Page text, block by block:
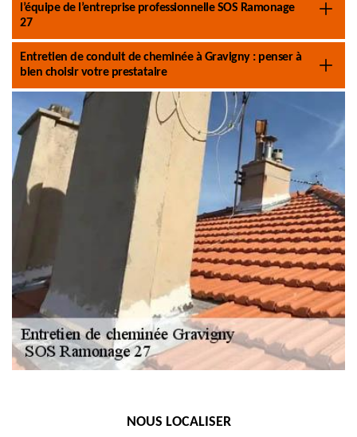
l’équipe de l’entreprise professionnelle SOS Ramonage
27
Entretien de conduit de cheminée à Gravigny : penser à
bien choisir votre prestataire
NOUS LOCALISER